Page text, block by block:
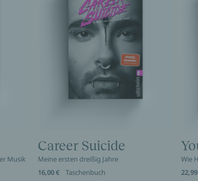
Musik
Career Suicide
Meine ersten dreißig Jahre
16,00 €
Taschenbuch
Wie